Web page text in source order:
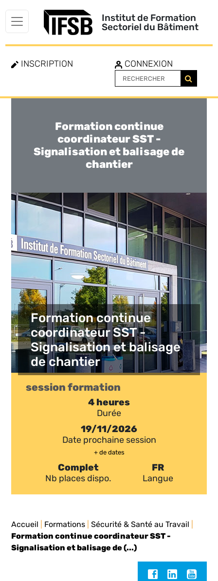
Institut de Formation
Sectoriel du Bâtiment
INSCRIPTION CONNEXION
navigation
Formation continue
coordinateur SST -
Signalisation et balisage de
chantier
Formation continue
coordinateur SST -
Signalisation et balisage
de chantier
session formation
4 heures
Durée
19/11/2026
Date prochaine session
+ de dates
Complet
Nb places dispo.
FR
Langue
Accueil Formations |Sécurité & Santé au Travail
Formation continue coordinateur SST -
Signalisation et balisage de (...)